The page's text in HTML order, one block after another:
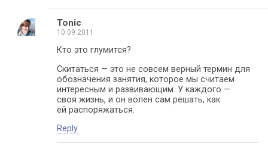
Tonic
10.09.2011
Кто это глумится?
Скитаться — это не совсем верный термин для
обозначения занятия, которое мы считаем
интересным и развивающим. У каждого —
своя жизнь, и он волен сам решать, как
ей распоряжаться.
Reply